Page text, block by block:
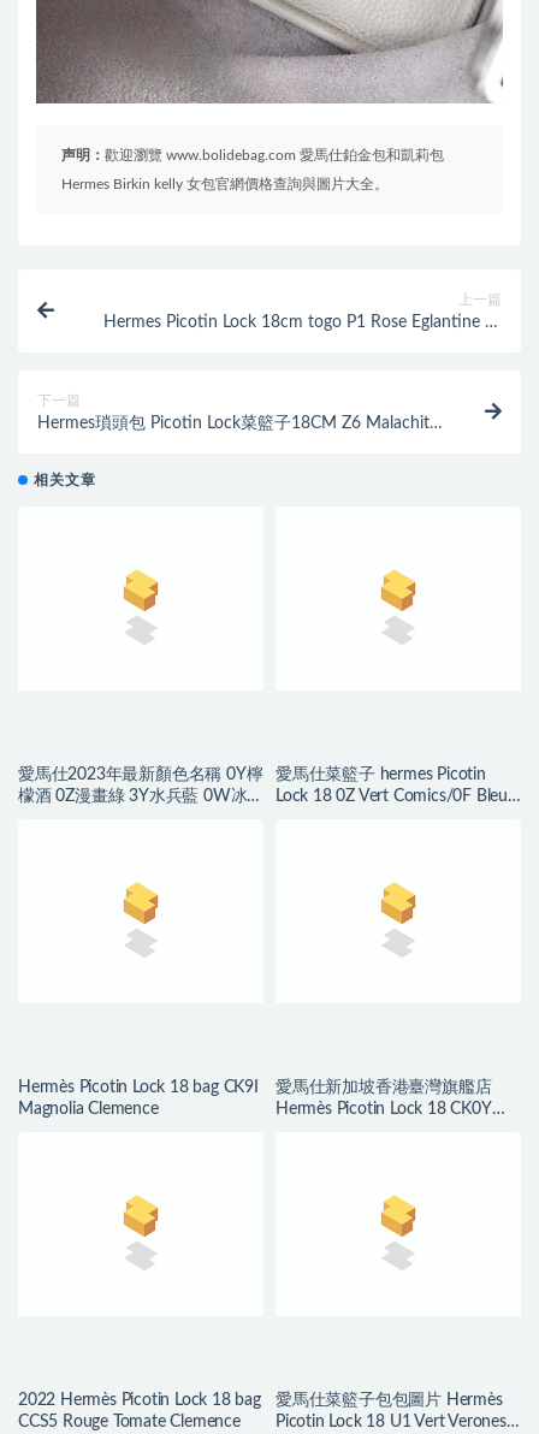
声明： 歡迎瀏覽 www.bolidebag.com 愛馬仕鉑金包和凱莉包
Hermes Birkin kelly 女包官網價格查詢與圖片大全。
上一篇
Hermes Picotin Lock 18cm togo P1 Rose Eglantine 月
下一篇
Hermes瑣頭包 Picotin Lock菜籃子18CM Z6 Malachite
相关文章
愛馬仕2023年最新顏色名稱 0Y檸
檬酒 0Z漫畫綠 3Y水兵藍 0W冰
愛馬仕菜籃子 hermes Picotin
Lock 18 0Z Vert Comics/0F Bleu
Hermès Picotin Lock 18 bag CK9I
Magnolia Clemence
愛馬仕新加坡香港臺灣旗艦店
Hermès Picotin Lock 18 CK0Y
2022 Hermès Picotin Lock 18 bag
CCS5 Rouge Tomate Clemence
愛馬仕菜籃子包包圖片 Hermès
Picotin Lock 18 U1 Vert Veronese